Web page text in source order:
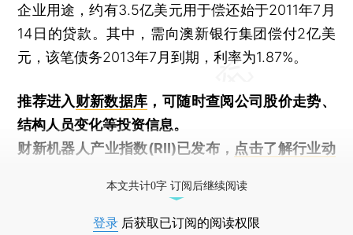
企业用途，约有3.5亿美元用于偿还始于2011年7月
14日的贷款。其中，需向澳新银行集团偿付2亿美
元，该笔债务2013年7月到期，利率为1.87%。
推荐进入财新数据库 ，可随时查阅公司股价走势、
结构人员变化等投资信息。
财新机器人产业指数(RII)已发布， 点击了解行业动
本文共计0字 订阅后继续阅读
登录 后获取已订阅的阅读权限